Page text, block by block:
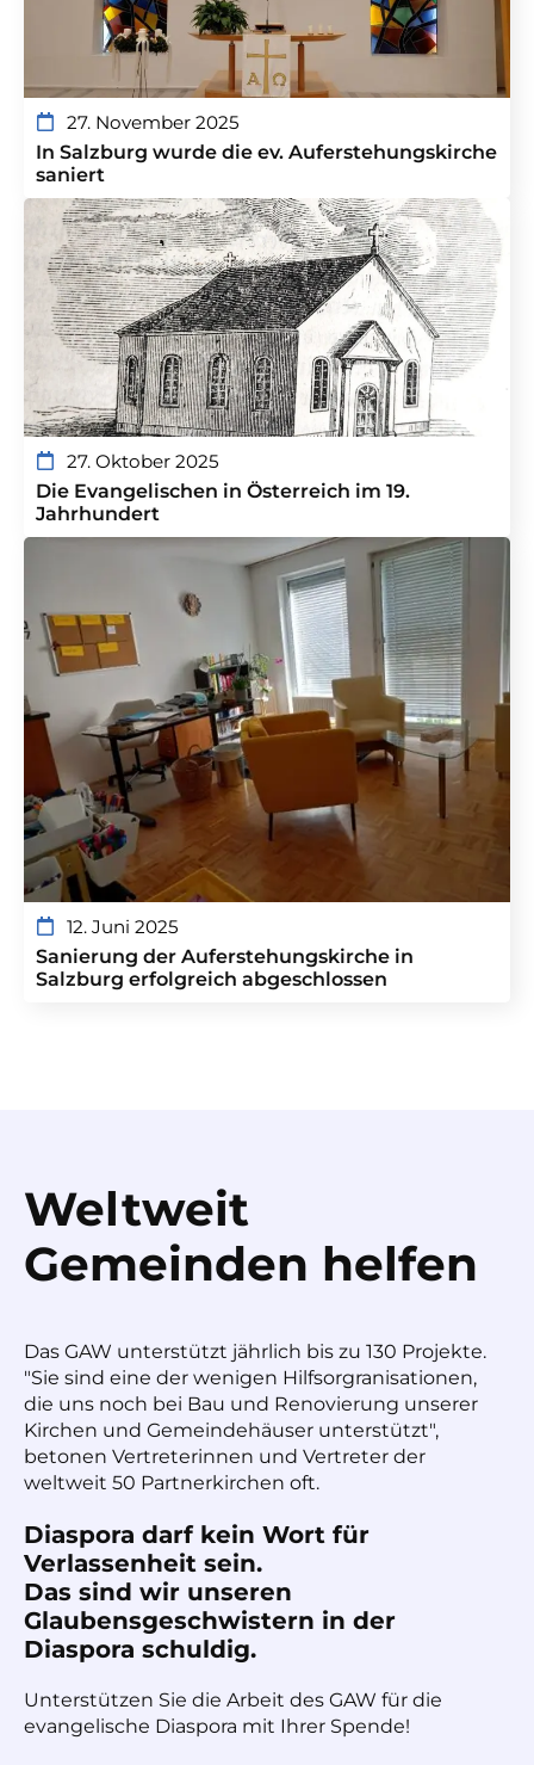
27. November 2025
In Salzburg wurde die ev. Auferstehungskirche
saniert
27. Oktober 2025
Die Evangelischen in Österreich im 19.
Jahrhundert
12. Juni 2025
Sanierung der Auferstehungskirche in
Salzburg erfolgreich abgeschlossen
Weltweit
Gemeinden helfen
Das GAW unterstützt jährlich bis zu 130 Projekte.
"Sie sind eine der wenigen Hilfsorgranisationen,
die uns noch bei Bau und Renovierung unserer
Kirchen und Gemeindehäuser unterstützt",
betonen Vertreterinnen und Vertreter der
weltweit 50 Partnerkirchen oft.
Diaspora darf kein Wort für
Verlassenheit sein.
Das sind wir unseren
Glaubensgeschwistern in der
Diaspora schuldig.
Unterstützen Sie die Arbeit des GAW für die
evangelische Diaspora mit Ihrer Spende!